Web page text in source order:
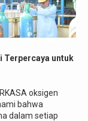
Terpercaya untuk
oksigen
bahwa
dalam setiap